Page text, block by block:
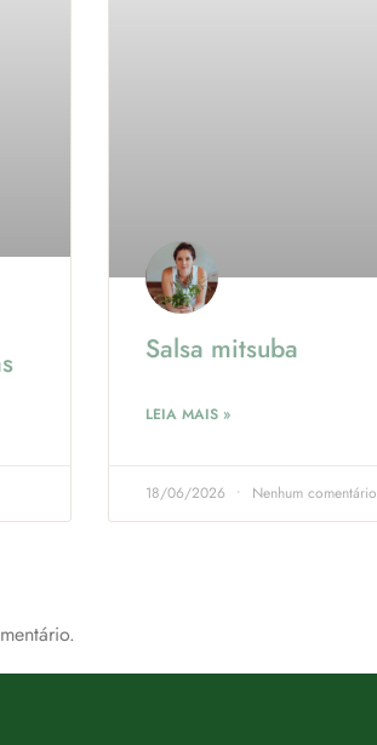
Salsa mitsuba
LEIA MAIS »
18/06/2026 Nenhum comentário